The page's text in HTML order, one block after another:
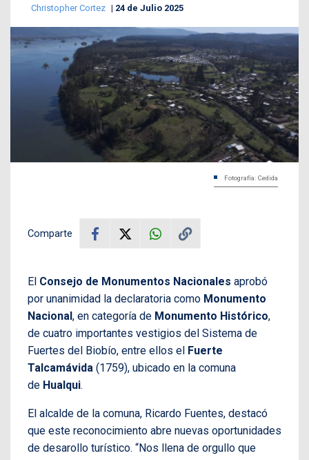
Christopher Cortez 24 de Julio 2025
Fotografía: Cedida
Comparte
El Consejo de Monumentos Nacionales aprobó
por unanimidad la declaratoria como Monumento
Nacional , en categoría de Monumento Histórico,
de cuatro importantes vestigios del Sistema de
Fuertes del Biobío, entre ellos el Fuerte
Talcamávida (1759), ubicado en la comuna
de Hualqui.
El alcalde de la comuna, Ricardo Fuentes, destacó
que este reconocimiento abre nuevas oportunidades
de desarollo turístico. “Nos llena de orgullo que